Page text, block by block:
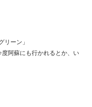
ーン」
阿蘇にも行かれるとか、い